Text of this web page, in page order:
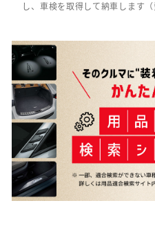
し、車検を取得して納車します